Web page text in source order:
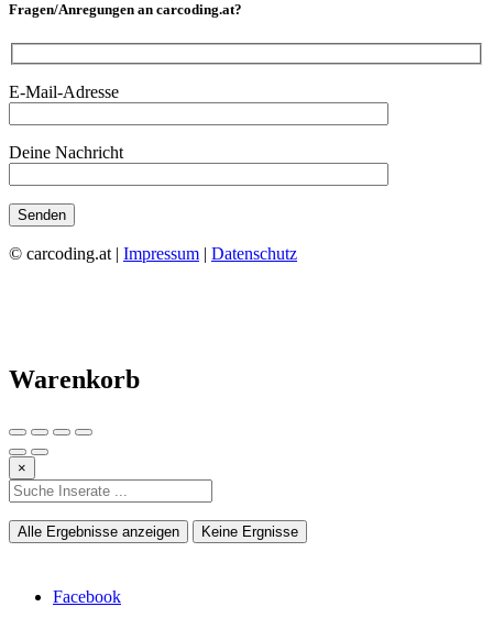
Fragen/Anregungen an carcoding.at?
E-Mail-Adresse
Deine Nachricht
© carcoding.at | Impressum | Datenschutz
Warenkorb
×
Alle Ergebnisse anzeigen Keine Ergnisse
Facebook